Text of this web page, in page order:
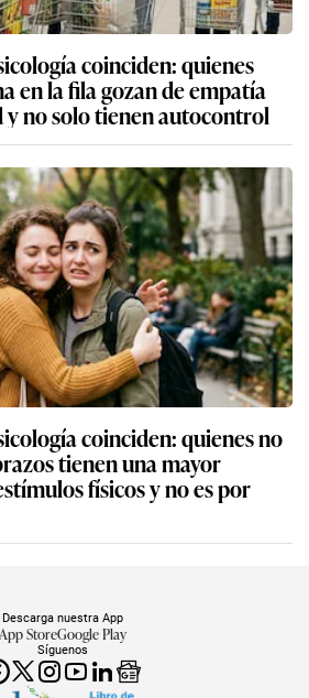
coinciden: quienes
en la fila gozan de empatía
no solo tienen autocontrol
coinciden: quienes no
tienen una mayor
físicos y no es por
Síguenos
Descarga nuestra App
App StoreGoogle Play